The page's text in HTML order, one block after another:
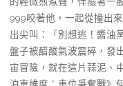
999咬著他，一起從撞出
出尖叫：「別想逃！醬油
盤子被醋酸氣波震碎，發
宙冒險，就在這片蒜泥、
泊車維度：車位爭奪戰》